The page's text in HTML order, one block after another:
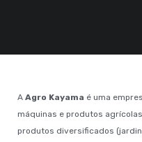
A Agro Kayama é uma
máquinas e produtos
produtos diversificados